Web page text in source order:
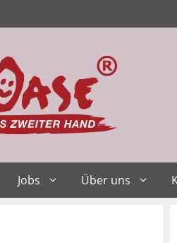
Jobs Über uns